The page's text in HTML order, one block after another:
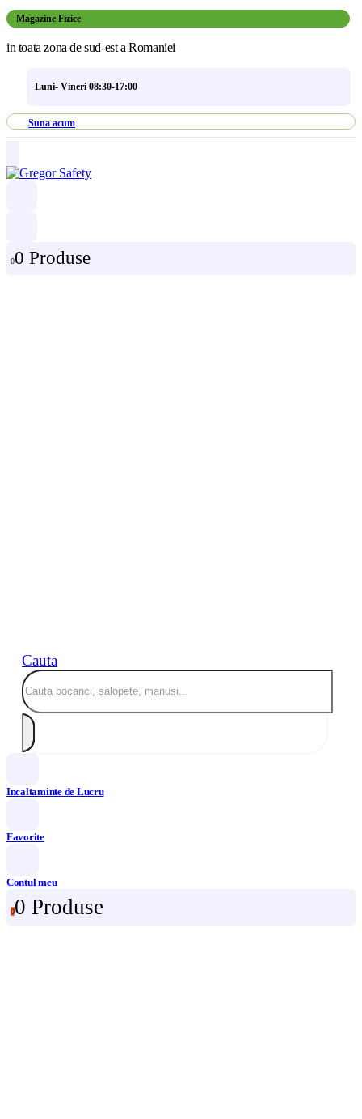
Magazine Fizice
in toata zona de sud-est a Romaniei
Luni- Vineri 08:30-17:00
Suna acum
00 Produse
Cauta
Incaltaminte de Lucru
Favorite
Contul meu
00 Produse